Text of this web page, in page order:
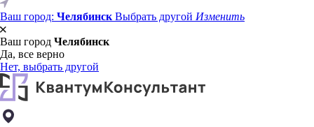
Ваш город: Челябинск Выбрать другой Изменить
Ваш город Челябинск
Да, все верно
Нет, выбрать другой